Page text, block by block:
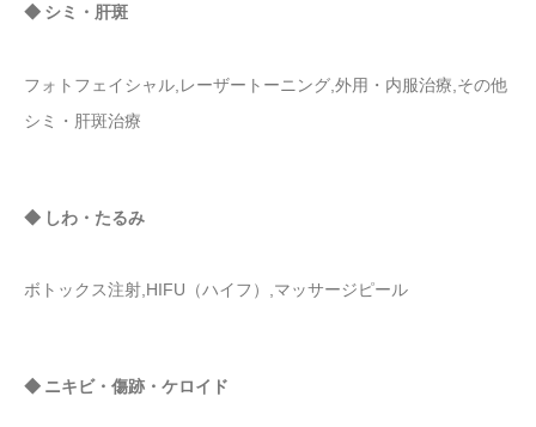
◆ シミ・肝斑
フォトフェイシャル,レーザートーニング,外用・内服治療,その他
シミ・肝斑治療
◆ しわ・たるみ
ボトックス注射,HIFU（ハイフ）,マッサージピール
◆ ニキビ・傷跡・ケロイド